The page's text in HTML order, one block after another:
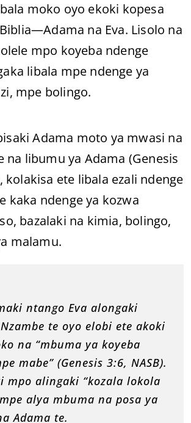
moko oyo ekoki kopesa
na Eva. Lisolo na
mpo koyeba ndenge
libala mpe ndenge ya
mpe bolingo.
Adama moto ya mwasi na
na libumu ya Adama (Genesis
kolakisa ete libala ezali ndenge
kaka ndenge ya kozwa
bazalaki na kimia, bolingo,
malamu.
ntango Eva alongaki
te oyo elobi ete akoki
na “mbuma ya koyeba
mabe” (Genesis 3:6, NASB).
mpo alingaki “kozala lokola
alya mbuma na posa ya
Adama te.